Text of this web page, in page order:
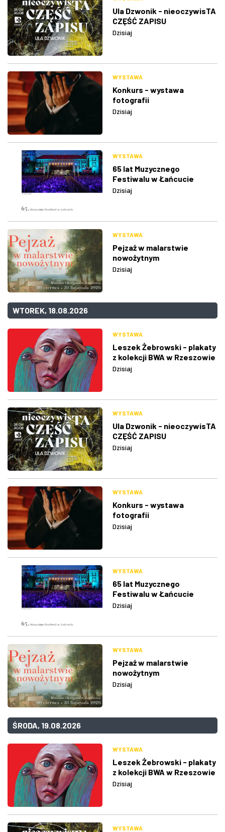
Ula Dzwonik - nieoczywisTA
CZĘŚĆ ZAPISU
Dzisiaj
WYSTAWA
Konkurs - wystawa
fotografii
Dzisiaj
WYSTAWA
65 lat Muzycznego
Festiwalu w Łańcucie
Dzisiaj
WYSTAWA
Pejzaż w malarstwie
nowożytnym
Dzisiaj
WTOREK, 18.08.2026
WYSTAWA
Leszek Żebrowski - plakaty
z kolekcji BWA w Rzeszowie
Dzisiaj
WYSTAWA
Ula Dzwonik - nieoczywisTA
CZĘŚĆ ZAPISU
Dzisiaj
WYSTAWA
Konkurs - wystawa
fotografii
Dzisiaj
WYSTAWA
65 lat Muzycznego
Festiwalu w Łańcucie
Dzisiaj
WYSTAWA
Pejzaż w malarstwie
nowożytnym
Dzisiaj
ŚRODA, 19.08.2026
WYSTAWA
Leszek Żebrowski - plakaty
z kolekcji BWA w Rzeszowie
Dzisiaj
WYSTAWA